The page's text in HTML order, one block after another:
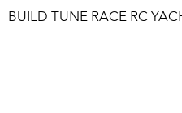
BUILD TUNE RACE RC